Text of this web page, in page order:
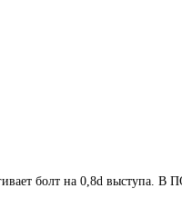
болт на 0,8d выступа. В